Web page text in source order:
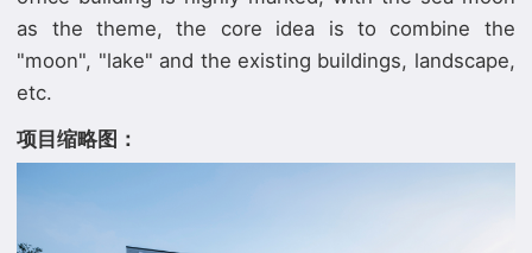
as the theme, the core idea is to combine the
"moon", "lake" and the existing buildings, landscape,
项目缩略图：